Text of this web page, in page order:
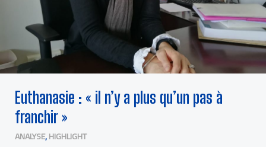
Euthanasie : « il n’y a plus qu’un pas à
franchir »
ANALYSE,HIGHLIGHT